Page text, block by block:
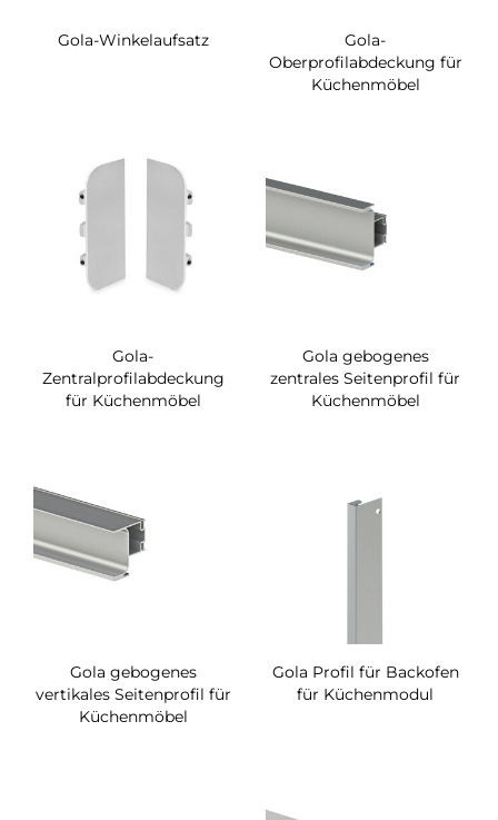
Gola-Winkelaufsatz
Gola-
Oberprofilabdeckung für
Küchenmöbel
Gola-
Zentralprofilabdeckung
für Küchenmöbel
Gola gebogenes
zentrales Seitenprofil für
Küchenmöbel
Gola gebogenes
vertikales Seitenprofil für
Küchenmöbel
Gola Profil für Backofen
für Küchenmodul